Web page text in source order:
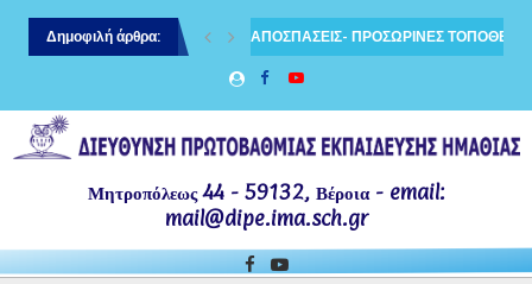
Δημοφιλή άρθρα:
κλάδου ΠΕ70 και ΠΕ60 ΑΠΟΣΠΑΣΕΙΣ- ΠΡΟΣΩΡΙΝΕΣ
Μητροπόλεως 44 - 59132, Βέροια - email:
mail@dipe.ima.sch.gr